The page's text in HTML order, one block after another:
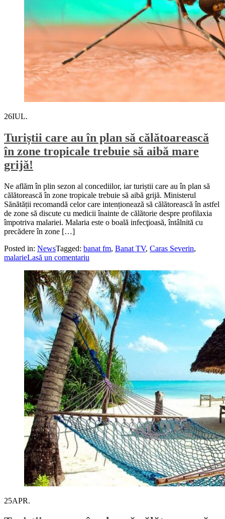
26IUL.
Turiștii care au în plan să călătoarească
în zone tropicale trebuie să aibă mare
grijă!
Ne aflăm în plin sezon al concediilor, iar turiștii care au în plan să
călătorească în zone tropicale trebuie să aibă grijă. Ministerul
Sănătății recomandă celor care intenționează să călătorească în astfel
de zone să discute cu medicii înainte de călătorie despre profilaxia
împotriva malariei. Malaria este o boală infecţioasă, întâlnită cu
precădere în zone […]
Posted in: NewsTagged: banat fm, Banat TV, Caras Severin,
malarieLasă un comentariu
25APR.